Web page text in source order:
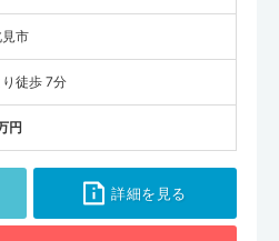
市
徒歩 7分
円
詳細を見る